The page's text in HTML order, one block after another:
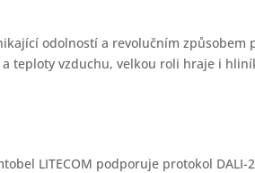
odolností a revolučním
teploty vzduchu, velkou roli hraje i
LITECOM podporuje protokol